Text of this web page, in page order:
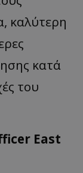
καλύτερη
κατά
του
East